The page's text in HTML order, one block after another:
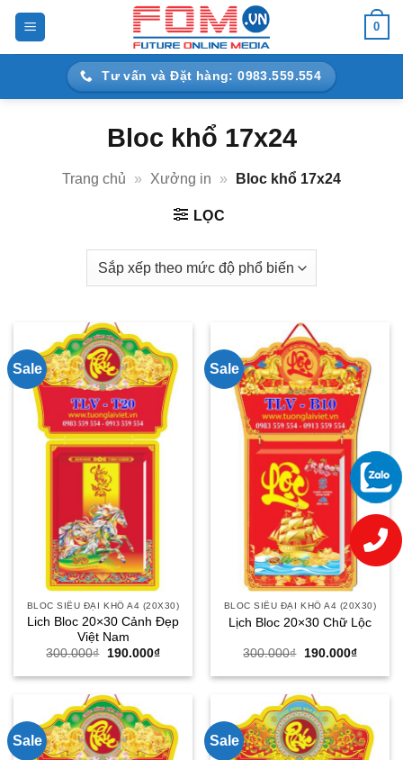
Bỏ
nội
0
Tư vấn và Đặt hàng: 0983.559.554
Bloc khổ 17x24
Trang chủ » Xưởng in » Bloc khổ 17x24
LỌC
Sale
BLOC SIÊU ĐẠI KHỔ A4 (20X30)
Lich Bloc 20×30 Cảnh Đẹp
Việt Nam
300.000₫
Giá
là:
190.000₫Giá
tại
Sale
BLOC SIÊU ĐẠI KHỔ A4 (20X30)
Lịch Bloc 20×30 Chữ Lộc
300.000₫
Giá
là:
190.000₫Giá
tại
Sale Sale